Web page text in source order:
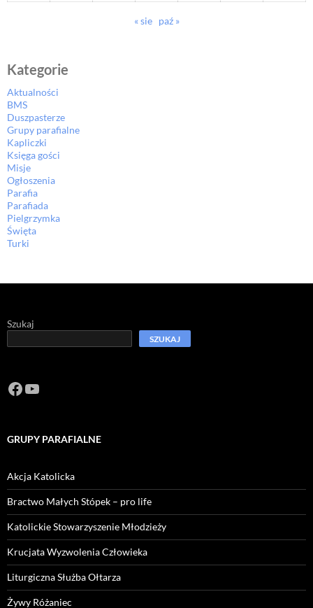
« sie paź »
Kategorie
Aktualności
BMS
Duszpasterze
Grupy parafialne
Kapliczki
Księga gości
Misje
Ogłoszenia
Parafia
Parafiada
Pielgrzymka
Święta
Turki
Szukaj
SZUKAJ
Facebook
https://www.youtube.com/channel/
GRUPY PARAFIALNE
Akcja Katolicka
Bractwo Małych Stópek – pro life
Katolickie Stowarzyszenie Młodzieży
Krucjata Wyzwolenia Człowieka
Liturgiczna Służba Ołtarza
Żywy Różaniec